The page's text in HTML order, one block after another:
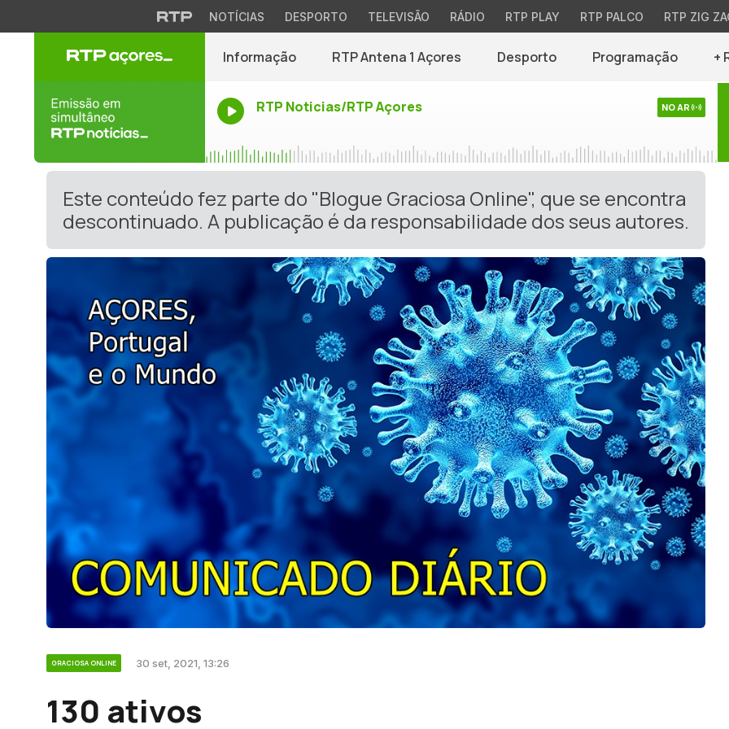
NOTÍCIAS DESPORTO TELEVISÃO RÁDIO RTP PLAY RTP PALCO RTP ZIG
Informação RTP Antena 1 Açores Desporto Programação +
RTP Noticias/RTP Açores NO AR
Este conteúdo fez parte do "Blogue Graciosa Online", que se encontra
descontinuado. A publicação é da responsabilidade dos seus autores.
GRACIOSA ONLINE 30 set, 2021, 13:26
130 ativos